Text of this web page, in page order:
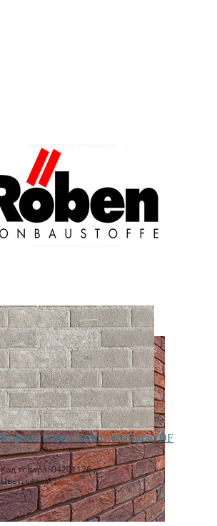
Кирпич Roben Aarhus WeiBgrau DF
Код товара: 04201126 ;
Цвет: серый ;